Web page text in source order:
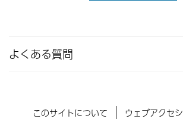
よくある質問
このサイトについて
ウェブアクセ